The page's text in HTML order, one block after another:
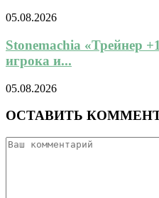
05.08.2026
Stonemachia «Трейнер
игрока и...
05.08.2026
ОСТАВИТЬ